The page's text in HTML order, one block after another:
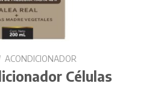
ACONDICIONADOR
Células